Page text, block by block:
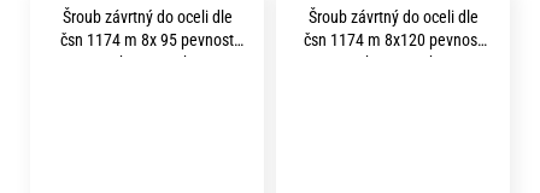
Šroub závrtný do oceli dle
čsn 1174 m 8x 95 pevnost
8.8 bez povrchu
Šroub závrtný do oceli dle
čsn 1174 m 8x120 pevnost
8.8 bez povrchu